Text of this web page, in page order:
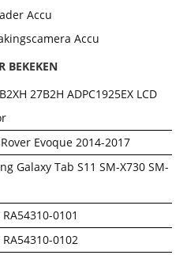
Accu
Accu
BEKEKEN
27B2H ADPC1925EX LCD
Evoque 2014-2017
Galaxy Tab S11 SM-X730 SM-
0101
0102